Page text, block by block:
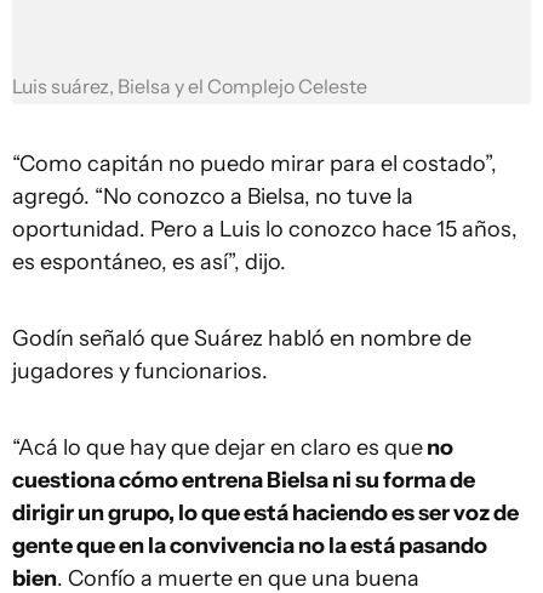
Luis suárez, Bielsa y el Complejo Celeste
“Como capitán no puedo mirar para el costado”,
agregó. “No conozco a Bielsa, no tuve la
oportunidad. Pero a Luis lo conozco hace 15 años,
es espontáneo, es así”, dijo.
Godín señaló que Suárez habló en nombre de
jugadores y funcionarios.
“Acá lo que hay que dejar en claro es queno
cuestiona cómo entrena Bielsa ni su forma de
dirigir un grupo, lo que está haciendo es ser voz de
gente que en la convivencia no la está pasando
bien. Confío a muerte en que una buena